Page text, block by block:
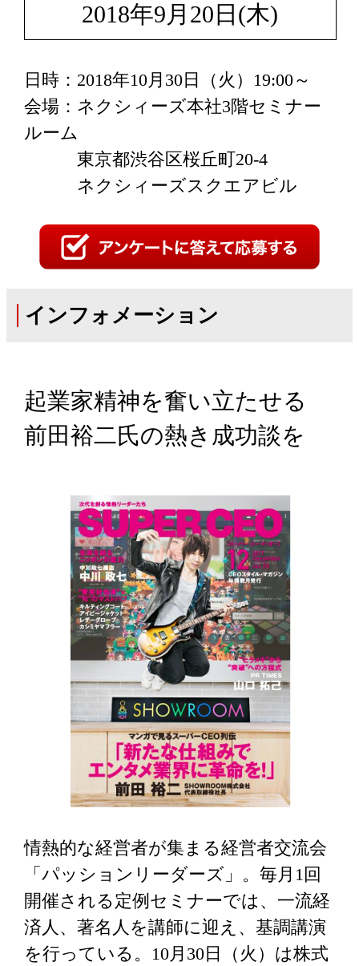
2018年9月20日(木)
日時：2018年10月30日（火）19:00～
会場：ネクシィーズ本社3階セミナー
ルーム
東京都渋谷区桜丘町20-4
ネクシィーズスクエアビル
インフォメーション
起業家精神を奮い立たせる
前田裕二氏の熱き成功談を
情熱的な経営者が集まる経営者交流会
「パッションリーダーズ」。毎月1回
開催される定例セミナーでは、一流経
済人、著名人を講師に迎え、基調講演
を行っている。10月30日（火）は株式